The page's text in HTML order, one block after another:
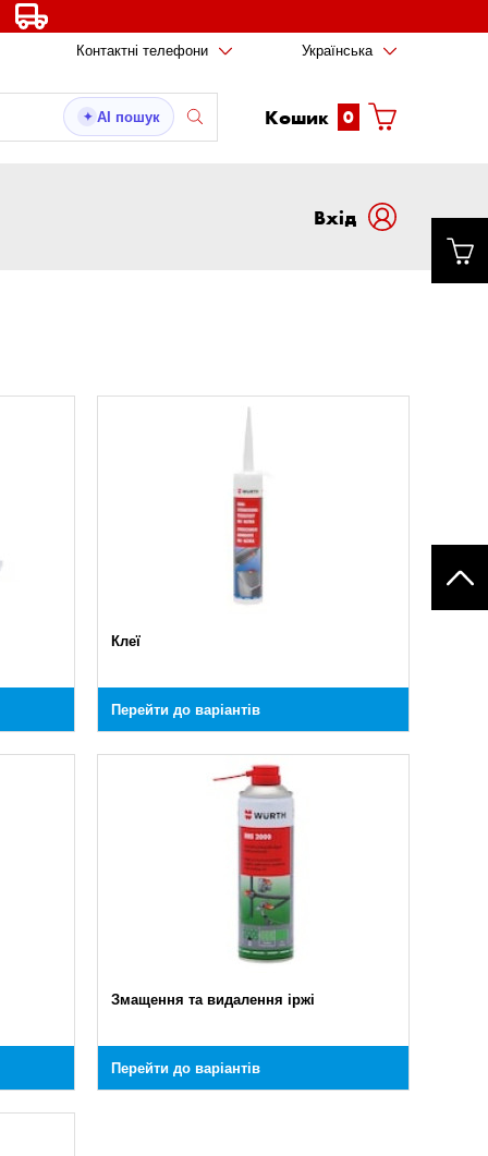
Контактні телефони Українська
✦ AI пошук Кошик 0
Вxід
Клеї
Перейти до варіантів
Змащення та видалення іржі
Перейти до варіантів